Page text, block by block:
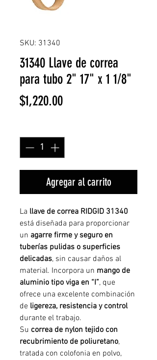
SKU: 31340
31340 Llave de correa
para tubo 2" 17" x 1 1/8"
$1,220.00Precio
Agregar al carrito
La llave de correa RIDGID 31340
está diseñada para proporcionar
un agarre firme y seguro en
tuberías pulidas o superficies
delicadas, sin causar daños al
material. Incorpora un mango de
aluminio tipo viga en “I”, que
ofrece una excelente combinación
de ligereza, resistencia y control
durante el trabajo.
Su correa de nylon tejido con
recubrimiento de poliuretano,
tratada con colofonia en polvo,